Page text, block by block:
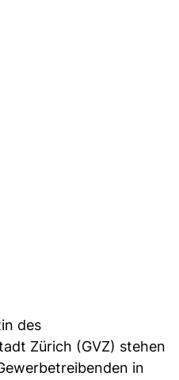
des
Zürich (GVZ) stehen
in